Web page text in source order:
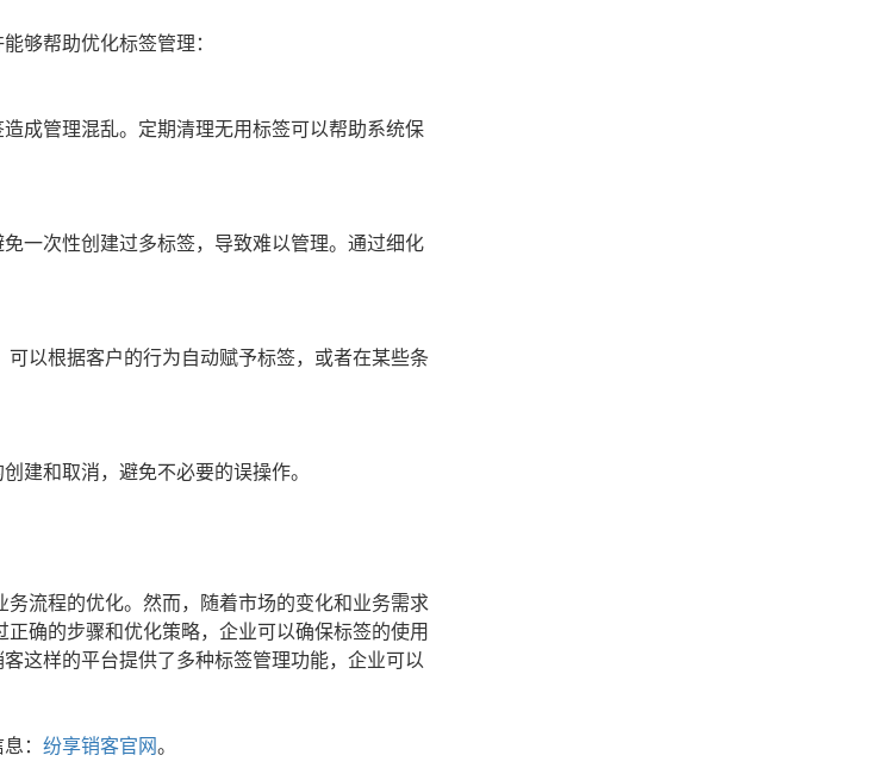
够帮助优化标签管理：
成管理混乱。定期清理无用标签可以帮助系统保
一次性创建过多标签，导致难以管理。通过细化
以根据客户的行为自动赋予标签，或者在某些条
建和取消，避免不必要的误操作。
流程的优化。然而，随着市场的变化和业务需求
确的步骤和优化策略，企业可以确保标签的使用
这样的平台提供了多种标签管理功能，企业可以
： 纷享销客官网。